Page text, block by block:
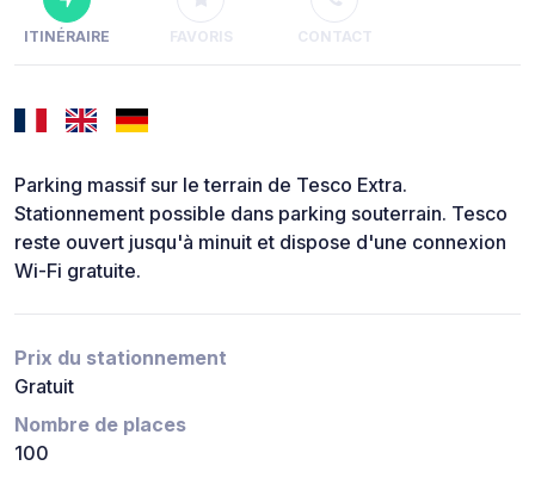
ITINÉRAIRE FAVORIS CONTACT
Parking massif sur le terrain de Tesco Extra.
Stationnement possible dans parking souterrain. Tesco
reste ouvert jusqu'à minuit et dispose d'une connexion
Wi-Fi gratuite.
Prix du stationnement
Gratuit
Nombre de places
100